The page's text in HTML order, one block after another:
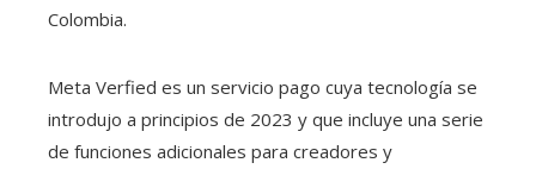
Colombia.
Meta Verfied es un servicio pago cuya tecnología se
introdujo a principios de 2023 y que incluye una serie
de funciones adicionales para creadores y